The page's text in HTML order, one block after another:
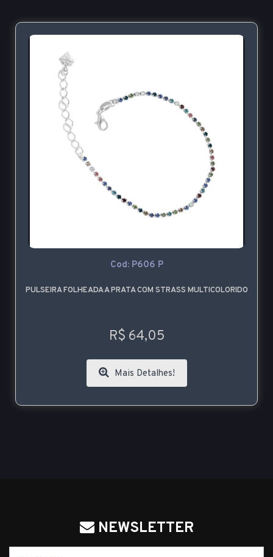
Cod: P606 P
PULSEIRA FOLHEADA A PRATA COM STRASS MULTICOLORIDO
R$ 64,05
Mais Detalhes!
NEWSLETTER